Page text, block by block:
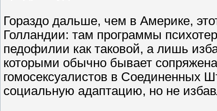
Гораздо дальше, чем в Америке,
Голландии: там программы
педофилии как таковой, а лишь
которыми обычно бывает
гомосексуалистов в Соединенных
социальную адаптацию, но не